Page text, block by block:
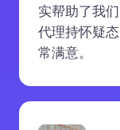
实帮助了我
代理持怀疑
常满意。